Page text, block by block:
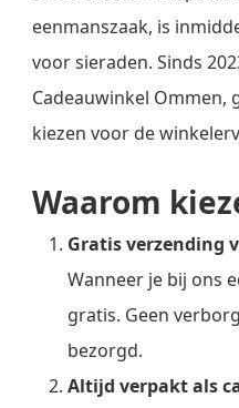
eenmanszaak, is
voor sieraden. Sinds
Cadeauwinkel Ommen,
kiezen voor de
Waarom
Gratis verzending
Wanneer je bij ons
gratis. Geen
bezorgd.
Altijd verpakt als